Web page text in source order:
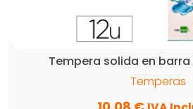
Tempera solida en
Temperas